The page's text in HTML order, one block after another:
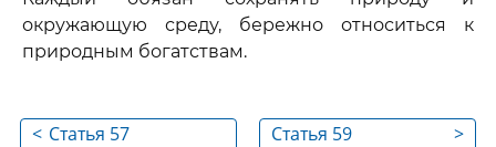
окружающую среду, бережно относиться к
природным богатствам.
< Статья 57 >
Статья 59